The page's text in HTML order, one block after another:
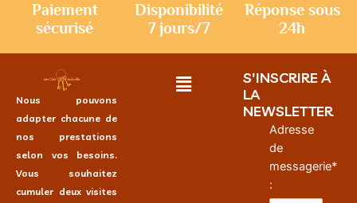
Paiement
sécurisé
Disponibilité
7 jours/7
Réponse sous
24h
Nous pouvons
adapter chacune de
nos prestations
selon vos besoins.
Vous souhaitez
cumuler deux visites
S'INSCRIRE À
LA
NEWSLETTER
Adresse
de
messagerie*
: